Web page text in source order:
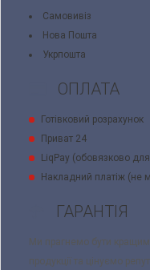
Самовивіз
Нова Пошта
Укрпошта
ОПЛАТА
Готівковий розрахунок
Приват 24
LiqPay (обовязково
Накладний платіж (не
ГАРАНТІЯ
Ми прагнемо бути
продукції та цінуємо